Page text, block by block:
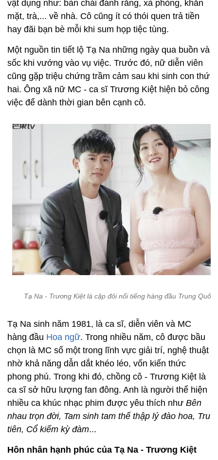
vật dụng như: bàn chải đánh răng, xà phòng, khăn
mặt, trà,... về nhà. Cô cũng ít có thói quen trả tiền
hay đãi bạn bè mỗi khi sum họp tiệc tùng.
Một nguồn tin tiết lộ Tạ Na những ngày qua buồn và
sốc khi vướng vào vụ việc. Trước đó, nữ diễn viên
cũng gặp triệu chứng trầm cảm sau khi sinh con thứ
hai. Ông xã nữ MC - ca sĩ Trương Kiệt hiện bỏ công
việc để dành thời gian bên cạnh cô.
Tạ Na - Trương Kiệt là cặp đôi nổi tiếng hàng đầu Trung Quốc.
Tạ Na sinh năm 1981, là ca sĩ, diễn viên và MC
hàng đầu Hoa ngữ. Trong nhiều năm, cô được bầu
chọn là MC số một trong lĩnh vực giải trí, nghệ thuật
nhờ khả năng dẫn dắt khéo léo, vốn kiến thức
phong phú. Trong khi đó, chồng cô - Trương Kiệt là
ca sĩ sở hữu lượng fan đông. Anh là người thể hiện
nhiều ca khúc nhạc phim được yêu thích như Bên
nhau trọn đời, Tam sinh tam thế thập lý đào hoa, Tru
tiên, Cổ kiếm kỳ đàm...
Hôn nhân hạnh phúc của Tạ Na - Trương Kiệt